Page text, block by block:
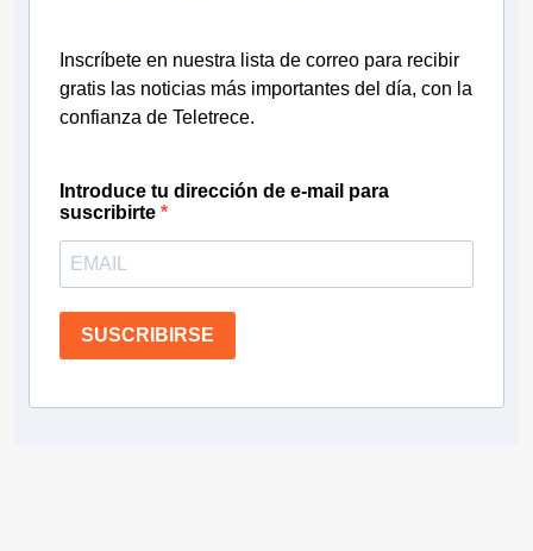
Inscríbete en nuestra lista de correo para recibir
gratis las noticias más importantes del día, con la
confianza de Teletrece.
Introduce tu dirección de e-mail para
suscribirte
SUSCRIBIRSE